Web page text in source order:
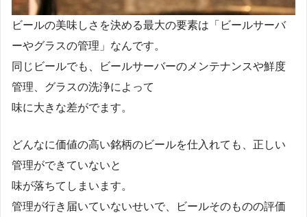
ビールの美味しさを決める最大の要素は「ビールサーバ
ーやグラスの管理」なんです。
同じビールでも、ビールサーバーのメンテナンスや鮮度
管理、グラスの洗浄によって
味に大きな差がでます。
どんなに価値の高い銘柄のビールを仕入れても、正しい
管理ができていないと
味が落ちてしまいます。
管理が行き届いていないせいで、ビールそのものの評価